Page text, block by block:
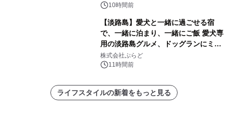
10時間前
【淡路島】愛犬と一緒に過ごせる宿
で、一緒に泊まり、一緒にご飯 愛犬専
用の淡路島グルメ、ドッグランにミニ
プール グランピングとトレーラーハウ
スの2施設で
株式会社ぷらど
11時間前
ライフスタイルの新着をもっと見る